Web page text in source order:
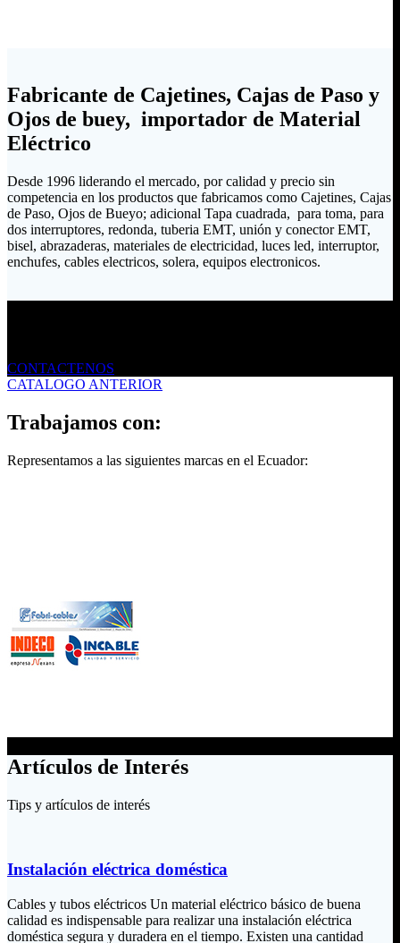
Fabricante de Cajetines, Cajas de Paso y
Ojos de buey, importador de Material
Eléctrico
Desde 1996 liderando el mercado, por calidad y precio sin
competencia en los productos que fabricamos como Cajetines, Cajas
de Paso, Ojos de Bueyo; adicional Tapa cuadrada, para toma, para
dos interruptores, redonda, tuberia EMT, unión y conector EMT,
bisel, abrazaderas, materiales de electricidad, luces led, interruptor,
enchufes, cables electricos, solera, equipos electronicos.
CONTACTENOS
CATALOGO ANTERIOR
Trabajamos con:
Representamos a las siguientes marcas en el Ecuador:
Artículos de Interés
Tips y artículos de interés
Instalación eléctrica doméstica
Cables y tubos eléctricos Un material eléctrico básico de buena
calidad es indispensable para realizar una instalación eléctrica
doméstica segura y duradera en el tiempo. Existen una cantidad